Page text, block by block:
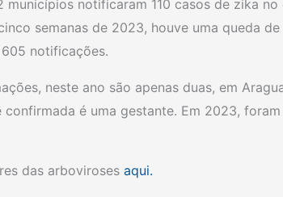
municípios notificaram 110 casos de zika
semanas de 2023, houve uma queda
notificações.
neste ano são apenas duas, em
confirmada é uma gestante. Em 2023,
das arboviroses aqui.